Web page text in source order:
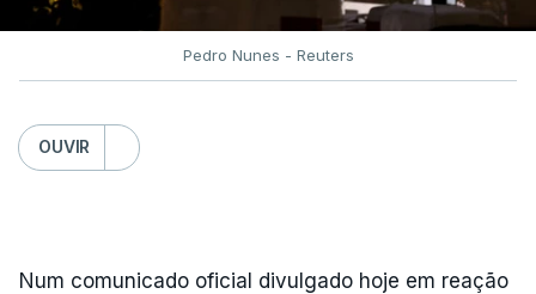
Pedro Nunes - Reuters
OUVIR
Num comunicado oficial divulgado hoje em reação